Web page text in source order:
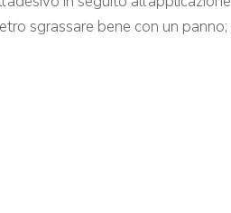
sgrassare bene con un